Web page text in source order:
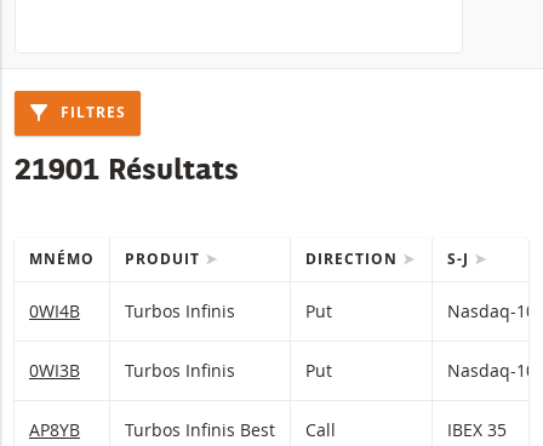
FILTRES
21901 Résultats
MNÉMO PRODUIT DIRECTION S-J
0WI4B Turbos Infinis Put Nasdaq-
0WI3B Turbos Infinis Put Nasdaq-
AP8YB Turbos Infinis Best Call IBEX 35